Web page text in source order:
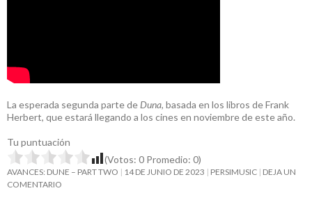
La esperada segunda parte de Duna, basada en los libros de Frank
Herbert, que estará llegando a los cines en noviembre de este año.
Tu puntuación
(Votos: 0 Promedio: 0)
AVANCES: DUNE – PART TWO 14 DE JUNIO DE 2023 PERSIMUSIC DEJA UN
COMENTARIO